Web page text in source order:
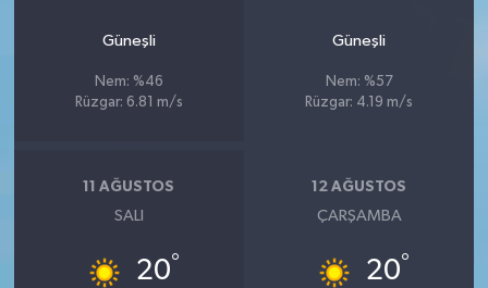
Güneşli
Nem: %46
Rüzgar: 6.81 m/s
Güneşli
Nem: %57
Rüzgar: 4.19 m/s
11 AĞUSTOS
SALI
20°
12 AĞUSTOS
ÇARŞAMBA
20°